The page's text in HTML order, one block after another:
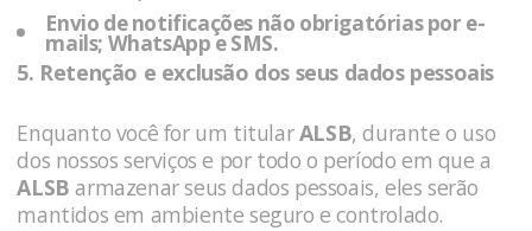
Envio de notificações não obrigatórias por e-
mails; WhatsApp e SMS.
5. Retenção e exclusão dos seus dados pessoais
Enquanto você for um titularALSB, durante o uso
dos nossos serviços e por todo o período em que a
ALSB armazenar seus dados pessoais, eles serão
mantidos em ambiente seguro e controlado.